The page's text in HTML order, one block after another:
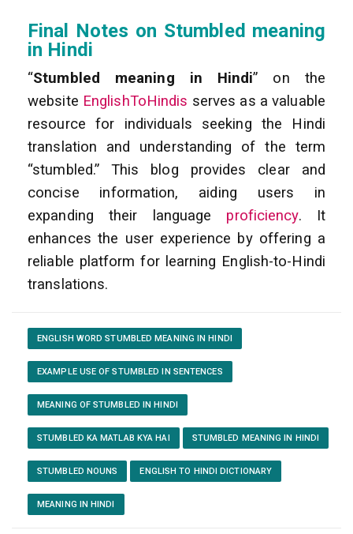
Final Notes on Stumbled meaning
in Hindi
“Stumbled meaning in Hindi” on the
website EnglishToHindis serves as a valuable
resource for individuals seeking the Hindi
translation and understanding of the term
“stumbled.” This blog provides clear and
concise information, aiding users in
expanding their language proficiency. It
enhances the user experience by offering a
reliable platform for learning English-to-Hindi
translations.
ENGLISH WORD STUMBLED MEANING IN HINDI
EXAMPLE USE OF STUMBLED IN SENTENCES
MEANING OF STUMBLED IN HINDI
STUMBLED KA MATLAB KYA HAI STUMBLED MEANING IN HINDI
STUMBLED NOUNS ENGLISH TO HINDI DICTIONARY
MEANING IN HINDI